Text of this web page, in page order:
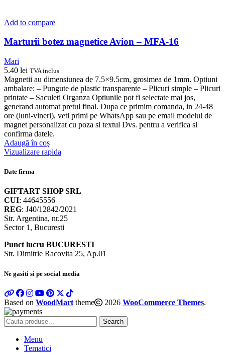
Add to compare
Marturii botez magnetice Avion – MFA-16
Mari
5.40 lei TVA inclus
Magnetii au dimensiunea de 7.5×9.5cm, grosimea de 1mm. Optiuni
ambalare: – Pungute de plastic transparente – Plicuri simple – Plicuri
printate – Saculeti Organza Optiunile pot fi selectate mai jos,
generand automat pretul final. Dupa ce primim comanda, in 24-48
ore (luni-vineri), veti primi pe WhatsApp sau pe email modelul de
magnet personalizat cu poza si textul Dvs. pentru a verifica si
confirma datele.
Adaugă în coș
Vizualizare rapida
Date firma
GIFTART SHOP SRL
CUI: 44645556
REG: J40/12842/2021
Str. Argentina, nr.25
Sector 1, Bucuresti
Punct lucru BUCURESTI
Str. Dimitrie Racovita 25, Ap.01
Ne gasiti si pe social media
Based on WoodMart theme 2026 WooCommerce Themes.
Search
Menu
Tematici